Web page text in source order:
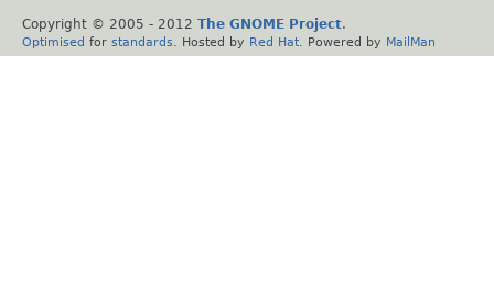
Copyright © 2005 - 2012 The GNOME Project.
Optimised for standards . Hosted by Red Hat . Powered by MailMan